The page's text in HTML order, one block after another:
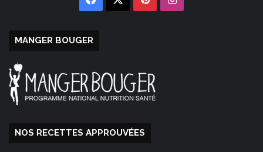
MANGER BOUGER
NOS RECETTES APPROUVÉES